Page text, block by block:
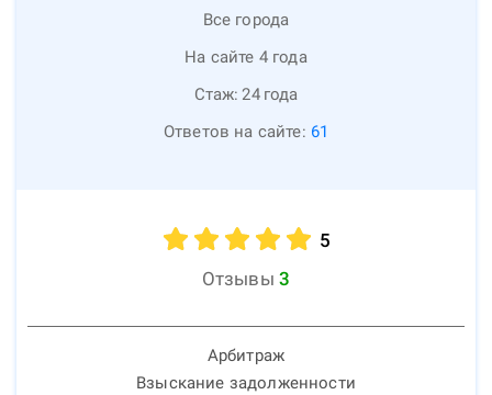
Все города
На сайте 4 года
Стаж: 24 года
Ответов на сайте: 61
5
Отзывы 3
Арбитраж
Взыскание задолженности